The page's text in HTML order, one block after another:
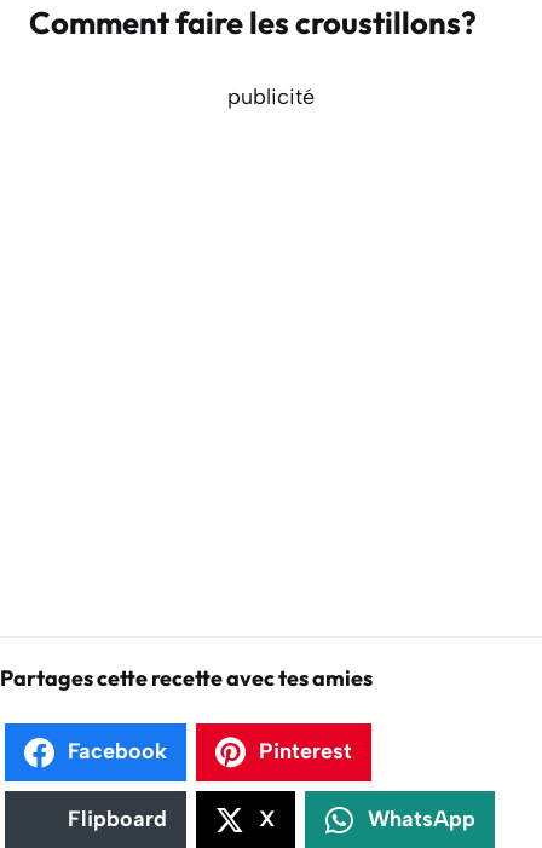
Comment faire les croustillons?
publicité
Partages cette recette avec tes amies
Facebook Pinterest
Flipboard X WhatsApp